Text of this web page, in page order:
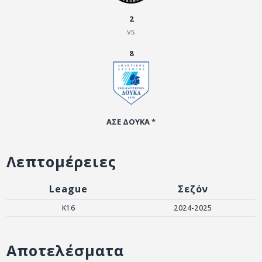
2
vs
8
ΑΣΕ ΔΟΥΚΑ *
Λεπτομέρειες
League Σεζόν
K16 2024-2025
Αποτελέσματα